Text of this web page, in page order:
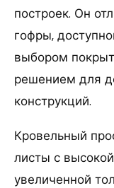
построек. Он
гофры,
выбором
решением для
конструкций.
Кровельный
листы с
увеличенной